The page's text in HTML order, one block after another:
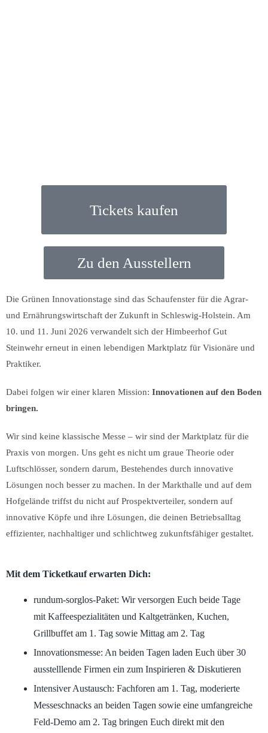
Tickets kaufen
Zu den Ausstellern
Die Grünen Innovationstage sind das Schaufenster für die Agrar-
und Ernährungswirtschaft der Zukunft in Schleswig-Holstein. Am
10. und 11. Juni 2026 verwandelt sich der Himbeerhof Gut
Steinwehr erneut in einen lebendigen Marktplatz für Visionäre und
Praktiker.
Dabei folgen wir einer klaren Mission: Innovationen auf den Boden
bringen.
Wir sind keine klassische Messe – wir sind der Marktplatz für die
Praxis von morgen. Uns geht es nicht um graue Theorie oder
Luftschlösser, sondern darum, Bestehendes durch innovative
Lösungen noch besser zu machen. In der Markthalle und auf dem
Hofgelände triffst du nicht auf Prospektverteiler, sondern auf
innovative Köpfe und ihre Lösungen, die deinen Betriebsalltag
effizienter, nachhaltiger und schlichtweg zukunftsfähiger gestaltet.
Mit dem Ticketkauf erwarten Dich:
rundum-sorglos-Paket: Wir versorgen Euch beide Tage
mit Kaffeespezialitäten und Kaltgetränken, Kuchen,
Grillbuffet am 1. Tag sowie Mittag am 2. Tag
Innovationsmesse: An beiden Tagen laden Euch über 30
ausstelllende Firmen ein zum Inspirieren & Diskutieren
Intensiver Austausch: Fachforen am 1. Tag, moderierte
Messeschnacks an beiden Tagen sowie eine umfangreiche
Feld-Demo am 2. Tag bringen Euch direkt mit den